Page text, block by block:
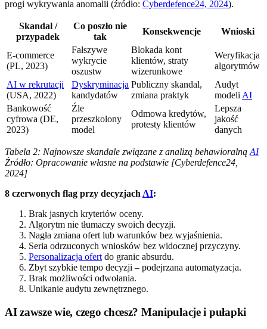
progi wykrywania anomalii (źródło: Cyberdefence24, 2024).
Skandal /
przypadek
Co poszło nie
tak
Konsekwencje Wnioski
E-commerce
(PL, 2023)
Fałszywe
wykrycie
oszustw
Blokada kont
klientów, straty
wizerunkowe
Weryfikacja
algorytmów
AI w rekrutacji
(USA, 2022)
Dyskryminacja
kandydatów
Publiczny skandal,
zmiana praktyk
Audyt
modeli AI
Bankowość
cyfrowa (DE,
2023)
Źle
przeszkolony
model
Odmowa kredytów,
protesty klientów
Lepsza
jakość
danych
Tabela 2: Najnowsze skandale związane z analizą behawioralną AI
Źródło: Opracowanie własne na podstawie [Cyberdefence24,
2024]
8 czerwonych flag przy decyzjach AI:
Brak jasnych kryteriów oceny.
Algorytm nie tłumaczy swoich decyzji.
Nagła zmiana ofert lub warunków bez wyjaśnienia.
Seria odrzuconych wniosków bez widocznej przyczyny.
Personalizacja ofert do granic absurdu.
Zbyt szybkie tempo decyzji – podejrzana automatyzacja.
Brak możliwości odwołania.
Unikanie audytu zewnętrznego.
AI zawsze wie, czego chcesz? Manipulacje i pułapki